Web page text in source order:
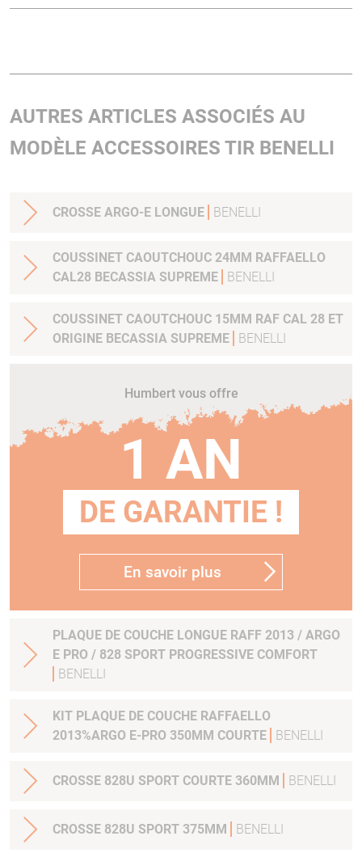
AUTRES ARTICLES ASSOCIÉS AU
MODÈLE ACCESSOIRES TIR BENELLI
CROSSE ARGO-E LONGUE BENELLI
COUSSINET CAOUTCHOUC 24MM RAFFAELLO
CAL28 BECASSIA SUPREME
BENELLI
COUSSINET CAOUTCHOUC 15MM RAF CAL 28 ET
ORIGINE BECASSIA SUPREME
BENELLI
Humbert vous offre
1 AN
DE GARANTIE !
En savoir plus
PLAQUE DE COUCHE LONGUE RAFF 2013 / ARGO
E PRO / 828 SPORT PROGRESSIVE COMFORT
BENELLI
KIT PLAQUE DE COUCHE RAFFAELLO
2013%ARGO E-PRO 350MM COURTE
BENELLI
CROSSE 828U SPORT COURTE 360MM BENELLI
CROSSE 828U SPORT 375MM BENELLI